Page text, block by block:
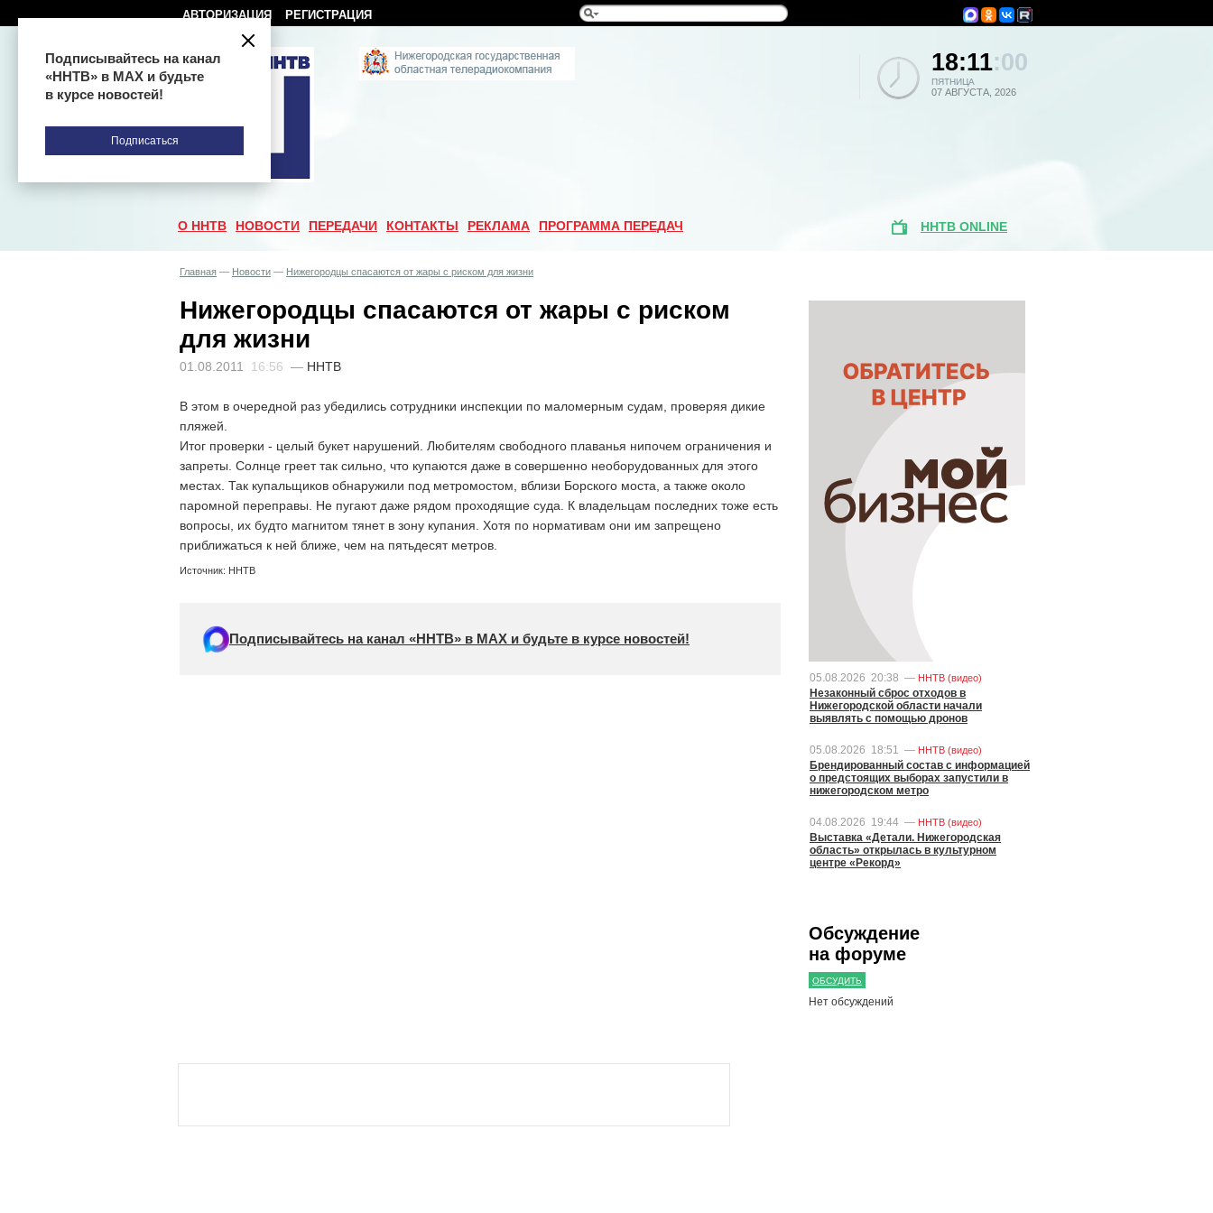
АВТОРИЗАЦИЯ РЕГИСТРАЦИЯ
18:11:00
ПЯТНИЦА
07 АВГУСТА, 2026
О ННТВ НОВОСТИ ПЕРЕДАЧИ КОНТАКТЫ РЕКЛАМА ПРОГРАММА ПЕРЕДАЧ ННТВ ONLINE
Главная — Новости — Нижегородцы спасаются от жары с риском для жизни
Нижегородцы спасаются от жары с риском
для жизни
01.08.2011 16:56 — ННТВ
В этом в очередной раз убедились сотрудники инспекции по маломерным судам, проверяя дикие
пляжей.
Итог проверки - целый букет нарушений. Любителям свободного плаванья нипочем ограничения и
запреты. Солнце греет так сильно, что купаются даже в совершенно необорудованных для этого
местах. Так купальщиков обнаружили под метромостом, вблизи Борского моста, а также около
паромной переправы. Не пугают даже рядом проходящие суда. К владельцам последних тоже есть
вопросы, их будто магнитом тянет в зону купания. Хотя по нормативам они им запрещено
приближаться к ней ближе, чем на пятьдесят метров.
Источник: ННТВ
Подписывайтесь на канал «ННТВ» в МАХ и будьте в курсе новостей!
05.08.2026 20:38 — ННТВ (видео)
Незаконный сброс отходов в
Нижегородской области начали
выявлять с помощью дронов
05.08.2026 18:51 — ННТВ (видео)
Брендированный состав с информацией
о предстоящих выборах запустили в
нижегородском метро
04.08.2026 19:44 — ННТВ (видео)
Выставка «Детали. Нижегородская
область» открылась в культурном
центре «Рекорд»
Обсуждение
на форуме
ОБСУДИТЬ
Нет обсуждений
Подписывайтесь на канал
«ННТВ» в МАХ и будьте
в курсе новостей!
Подписаться